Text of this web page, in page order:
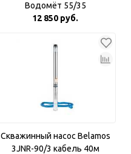
Водомёт 55/35
12 850 руб.
Скважинный насос Belamos
3JNR-90/3 кабель 40м